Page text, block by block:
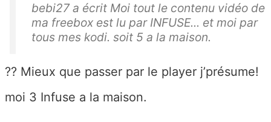
bebi27 a écrit Moi tout le contenu vidéo de
ma freebox est lu par INFUSE... et moi par
tous mes kodi. soit 5 a la maison.
?? Mieux que passer par le player j’présume!
moi 3 Infuse a la maison.